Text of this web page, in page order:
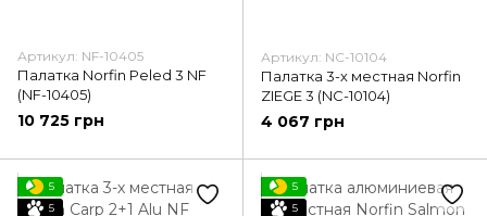
Артикул: NF-10405
Палатка Norfin Peled 3 NF
(NF-10405)
10 725 грн
Артикул: NC-10104
Палатка 3-х местная Norfin
ZIEGE 3 (NC-10104)
4 067 грн
5
5
5
5